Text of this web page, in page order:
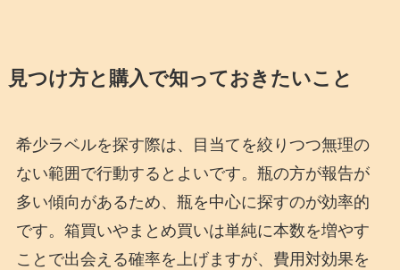
見つけ方と購入で知っておきたいこと
希少ラベルを探す際は、目当てを絞りつつ無理の
ない範囲で行動するとよいです。瓶の方が報告が
多い傾向があるため、瓶を中心に探すのが効率的
です。箱買いやまとめ買いは単純に本数を増やす
ことで出会える確率を上げますが、費用対効果を